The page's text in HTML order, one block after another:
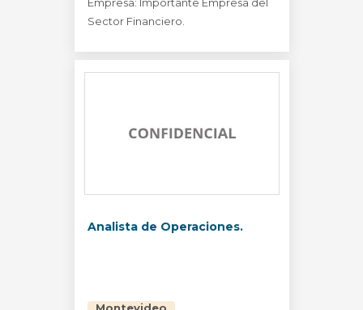
Sector Financiero.
Analista de Operaciones.